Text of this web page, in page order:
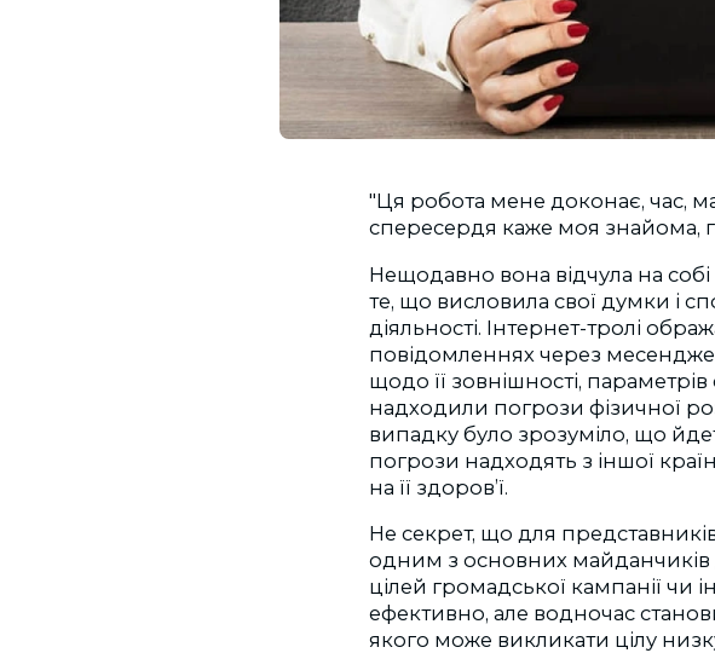
"Ця робота мене доконає, час,
спересердя каже моя знайома,
Нещодавно вона відчула на
те, що висловила свої думки і
діяльності. Інтернет-тролі
повідомленнях через
щодо її зовнішності, параметрів
надходили погрози фізичної
випадку було зрозуміло, що
погрози надходять з іншої
на її здоров’ї.
Не секрет, що для
одним з основних майданчиків
цілей громадської кампанії чи
ефективно, але водночас
якого може викликати цілу